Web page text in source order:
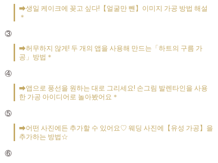
➡생일 케이크에 꽂고 싶다!【얼굴만 뺀】이미지 가공 방법 해설
＊
③
➡허무하지 않게! 두 개의 앱을 사용해 만드는「하트의 구름 가
공」방법＊
④
➡앱으로 풍선을 원하는 대로 그리세요! 손그림 발렌타인을 사용
한 가공 아이디어로 놀아봤어요＊
⑤
➡어떤 사진에든 추가할 수 있어요♡ 웨딩 사진에【유성 가공】을
추가하는 방법☆
⑥